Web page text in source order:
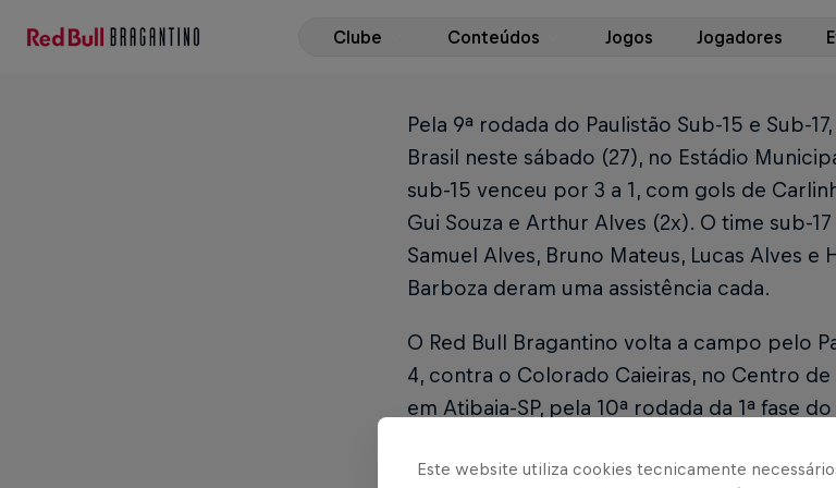
Clube Conteúdos Jogos Jogadores
Pela 9ª rodada do Paulistão Sub-15 e Sub-
Brasil neste sábado (27), no Estádio
sub-15 venceu por 3 a 1, com gols de
Gui Souza e Arthur Alves (2x). O time sub-
Samuel Alves, Bruno Mateus, Lucas Alves
Barboza deram uma assistência cada.
O Red Bull Bragantino volta a campo pelo
4, contra o Colorado Caieiras, no Centro
em Atibaia-SP, pela 10ª rodada da 1ª fase
Este website utiliza cookies tecnicamente